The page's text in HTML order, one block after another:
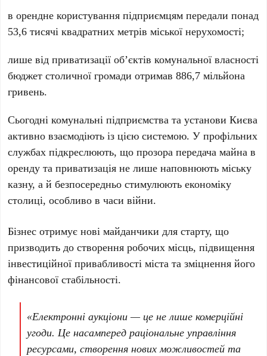
в орендне користування підприємцям передали понад
53,6 тисячі квадратних метрів міської нерухомості;
лише від приватизації об’єктів комунальної власності
бюджет столичної громади отримав886,7 мільйона
гривень.
Сьогодні комунальні підприємства та установи Києва
активно взаємодіють із цією системою. У профільних
службах підкреслюють, що прозора передача майна в
оренду та приватизація не лише наповнюють міську
казну, а й безпосередньо стимулюють економіку
столиці, особливо в часи війни.
Бізнес отримує нові майданчики для старту, що
призводить до створення робочих місць, підвищення
інвестиційної привабливості міста та зміцнення його
фінансової стабільності.
«Електронні аукціони — це не лише комерційні
угоди. Це насамперед раціональне управління
ресурсами, створення нових можливостей та